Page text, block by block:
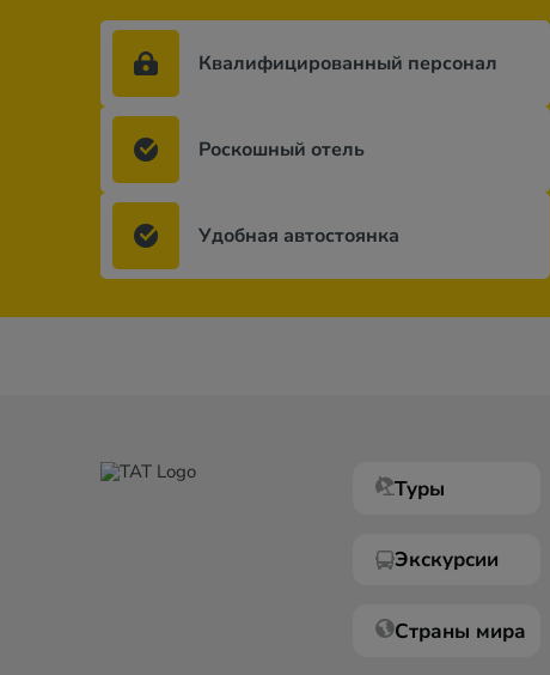
Квалифицированный персонал
Роскошный отель
Удобная автостоянка
Туры
Экскурсии
Страны мира